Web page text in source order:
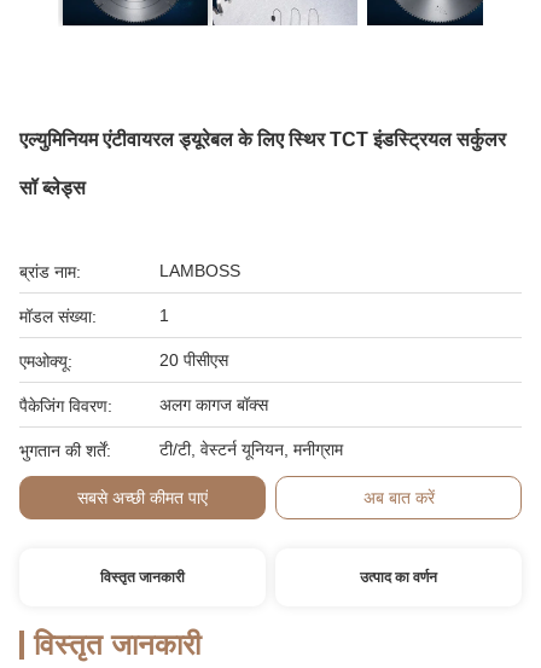
एल्युमिनियम एंटीवायरल ड्यूरेबल के लिए स्थिर TCT इंडस्ट्रियल सर्कुलर
सॉ ब्लेड्स
ब्रांड नाम: LAMBOSS
मॉडल संख्या: 1
एमओक्यू: 20 पीसीएस
पैकेजिंग विवरण: अलग कागज बॉक्स
भुगतान की शर्तें: टी/टी, वेस्टर्न यूनियन, मनीग्राम
सबसे अच्छी कीमत पाएं अब बात करें
विस्तृत जानकारी उत्पाद का वर्णन
विस्तृत जानकारी